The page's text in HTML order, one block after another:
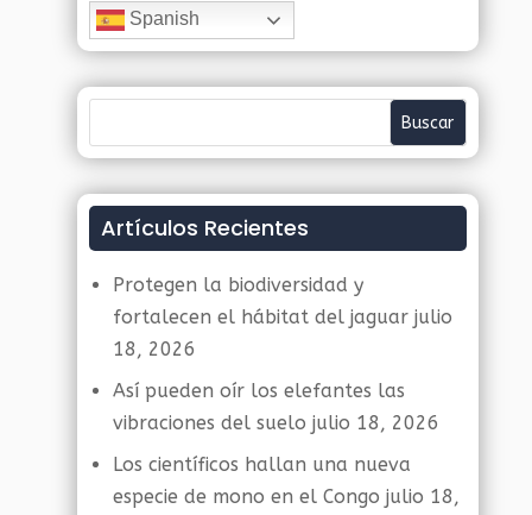
Spanish
Artículos Recientes
Protegen la biodiversidad y
fortalecen el hábitat del jaguar julio
18, 2026
Así pueden oír los elefantes las
vibraciones del suelo julio 18, 2026
Los científicos hallan una nueva
especie de mono en el Congo julio 18,